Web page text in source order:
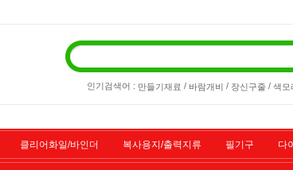
인기검색어 : 만들기재료 / 바람개비 / 장신구줄 / 색모
클리어화일/바인더 복사용지/출력지류 필기구 다